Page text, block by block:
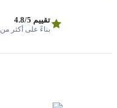
تقييم 4.8/5
بناءً على أكثر من ٢٥٠٠ تقييم